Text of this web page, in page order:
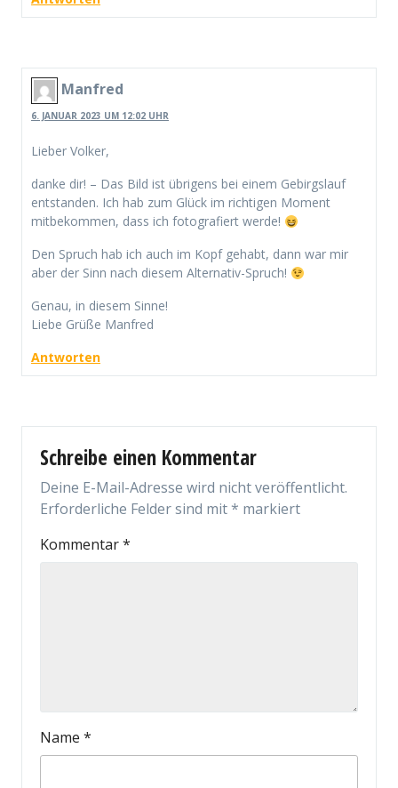
Manfred
6. JANUAR 2023 UM 12:02 UHR
Lieber Volker,
danke dir! – Das Bild ist übrigens bei einem Gebirgslauf
entstanden. Ich hab zum Glück im richtigen Moment
mitbekommen, dass ich fotografiert werde!
Den Spruch hab ich auch im Kopf gehabt, dann war mir
aber der Sinn nach diesem Alternativ-Spruch!
Genau, in diesem Sinne!
Liebe Grüße Manfred
Antworten
Schreibe einen Kommentar
Deine E-Mail-Adresse wird nicht veröffentlicht.
Erforderliche Felder sind mit* markiert
Kommentar*
Name *